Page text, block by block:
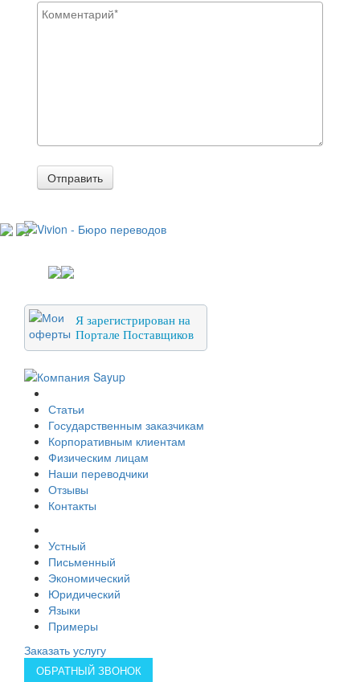
Отправить
Я зарегистрирован на
Портале Поставщиков
Статьи
Государственным заказчикам
Корпоративным клиентам
Физическим лицам
Наши переводчики
Отзывы
Контакты
Устный
Письменный
Экономический
Юридический
Языки
Примеры
Заказать услугу
ОБРАТНЫЙ ЗВОНОК